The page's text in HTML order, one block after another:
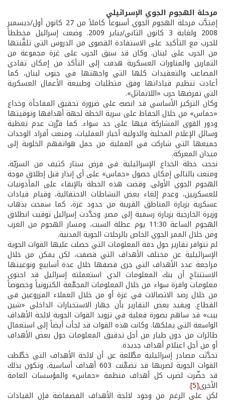
مرحلة الهجوم الجوي الإسرائيلي
إمتدَّت مرحلة الهجوم الجوي أسبوعاً كاملاً من 27 كانون أول/ديسمبر
2008 ولغاية 3 كانون الثاني/يناير 2009. وضعت إسرائيل مخططاً
للحرب مع التأكيد على الاستفادة القصوى من الدروس التي تلقَّنتها
من الحرب على لبنان. وكان قد سبق الحرب على غزة مجموعة من
التمارين والمناورات العسكرية هدفت إلى التأكد من إمكان تفادي
المصاعب والتعقيدات كلها التي واجهتها في جنوب لبنان، كما
أعادت تنظيم قياداتها وفق متطلبات وطبيعة الأعمال العسكرية
التي تفرضها حرب «اللاتماثل».
وكان التركيز الأساسي قد انصبّ على ضرورة تحقيق المفاجأة وخداع
«حماس» من خلال الحفاظ على سرية الخطة لجهة أهدافها وتوقيتها
ودور القوى المشاركة فيها على حد سواء. كما قرَّرت عدم تغطية
وسائل الإعلام المحلية والدولية أخبار العمليات، ومنعت أفراد الوحدات
جميعها التي شاركت في العملية من حمل هواتفهم الخلوية إلى
ميدان المعركة.
نجحت خطة الخداع الإسرائيلية في فرض ستار كثيف من السريّة،
ومنعت بالتالي إمكان حصول «حماس» على أي إنذار قبل إطلاق موجة
الهجوم الجوي الأولى. وقضت هذه الخطة بالإبقاء على المأذونيات
للعسكريين، وعدم إلغاء بعض النشاطات الاحتفالية، وقيام قيادات
عسكرية بزيارة المناطق القريبة من حدود غزة، كما سمحت بذهاب
وزيرة الخارجية بزيارة رسمية إلى مصر. وحدَّدت إسرائيل توقيت انطلاق
الهجوم الساعة 11:30 يوم عطلة السبت، ومسار الهجوم من الغرب
ومن خلال الممر الجوي الخاص بالرحلات الجوية المدنية.
لم تتوافر تقارير حول دقة المعلومات التي حصلت عليها القوات الجوية
الإسرائيلية عن مختلف الأهداف التي قصفت، لكن يمكن من خلال
مراجعة عدد الأهداف التي جرى قصفها خلال عدة أسابيع ونوعيتها
الاستنتاج أن بنك المعلومات الذي استعملته إسرائيل قد احتوى
معلومات وافرة سواء من خلال المعلومات المجمَّعة الكترونياً وخصوصاً
من خلال رصد الاتصالات في غزة أو من خلال العملاء المزروعين في
القطاع. ويفيد بعض التقارير بأن جهاز الاستخبارات الداخلي «شين
بيت» قد ساهم بصورة فعلية في تزويد القوات الجوية لائحة الأهداف
الواسعة التي يملكها. وكانت هذه القوات قد لجأت أيضاً إلى استعمال
طائرات من دون طيار من أجل تدقيق المعلومات حول بعض الأهداف
أو من أجل اعتلام أهداف جديدة.
تحدَّثت مصادر إسرائيلية مطَّلعة عن أن لائحة الأهداف التي خطَّطت
القوات الجوية لضربها قد تضمَّنت 603 أهداف أساسية، وتكون بذلك
قد حضّرت لضرب كل أهداف منظمة «حماس» والمؤسسات العامة
الأخرى[5]
.
لكن على الرغم من وجود لائحة الأهداف الفضفاضة فإن القيادات